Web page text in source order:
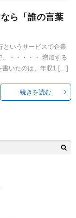
ら「誰の言葉
というサービスで企業
・・・・・ 増加する
書いたのは、年収1 […]
続きを読む